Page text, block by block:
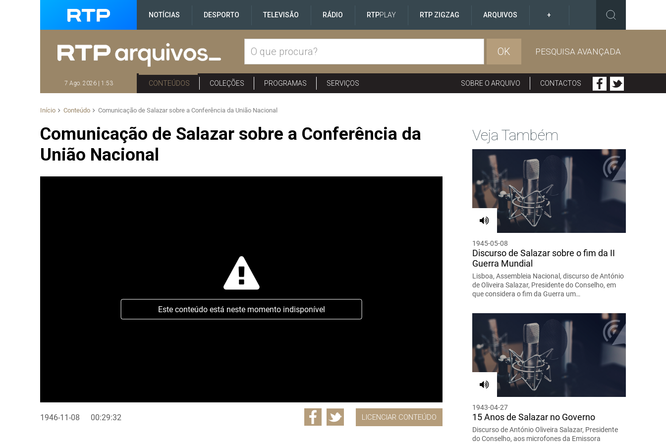
NOTÍCIAS DESPORTO TELEVISÃO RÁDIO RTPPLAY RTP ZIGZAG ARQUIVOS +
OK PESQUISA AVANÇADA
7 Ago. 2026 | 1:53 CONTEÚDOS COLEÇÕES PROGRAMAS SERVIÇOS SOBRE O ARQUIVO CONTACTOS
Início Conteúdo Comunicação de Salazar sobre a Conferência da União Nacional
Comunicação de Salazar sobre a Conferência da
União Nacional
Este conteúdo está neste momento indisponível
1946-11-08 00:29:32 LICENCIAR CONTEÚDO
Veja Também
1945-05-08
Discurso de Salazar sobre o fim da II
Guerra Mundial
Lisboa, Assembleia Nacional, discurso de António
de Oliveira Salazar, Presidente do Conselho, em
que considera o fim da Guerra um…
1943-04-27
15 Anos de Salazar no Governo
Discurso de António Oliveira Salazar, Presidente
do Conselho, aos microfones da Emissora